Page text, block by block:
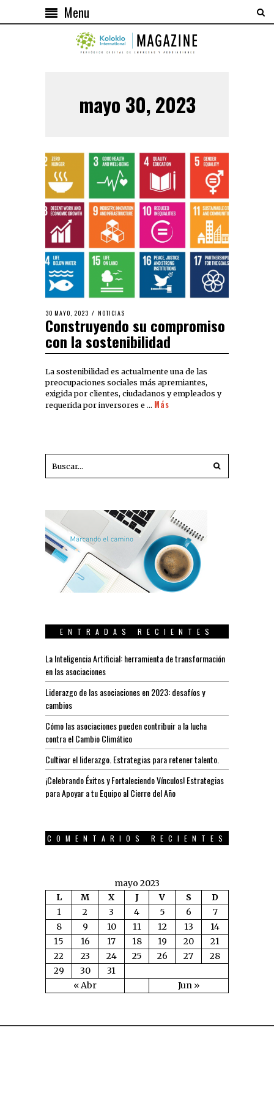
Menu
mayo 30, 2023
30 MAYO, 2023 NOTICIAS
Construyendo su compromiso
con la sostenibilidad
La sostenibilidad es actualmente una de las
preocupaciones sociales más apremiantes,
exigida por clientes, ciudadanos y empleados y
requerida por inversores e … Más
ENTRADAS RECIENTES
La Inteligencia Artificial: herramienta de transformación
en las asociaciones
Liderazgo de las asociaciones en 2023: desafíos y
cambios
Cómo las asociaciones pueden contribuir a la lucha
contra el Cambio Climático
Cultivar el liderazgo. Estrategias para retener talento.
¡Celebrando Éxitos y Fortaleciendo Vínculos! Estrategias
para Apoyar a tu Equipo al Cierre del Año
COMENTARIOS RECIENTES
mayo 2023
L
M X J V S D
« Abr Jun »
1 2 3 4 5 6
7
8
9 10 11 12 13
14
15
16 17 18 19 20
21
22
23 24 25 26 27
28
29
30 31